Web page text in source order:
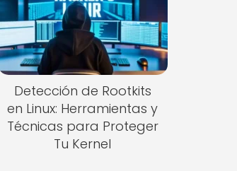
Detección de Rootkits
en Linux: Herramientas y
Técnicas para Proteger
Tu Kernel